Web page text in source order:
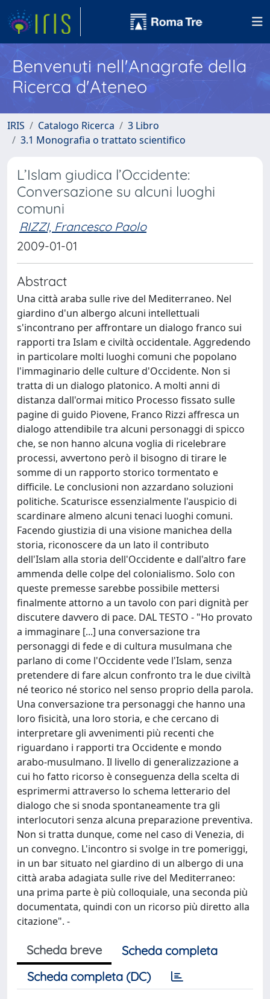
Benvenuti nell'Anagrafe della
Ricerca d'Ateneo
IRIS Catalogo Ricerca
3 Libro
3.1 Monografia o trattato scientifico
L’Islam giudica l’Occidente:
Conversazione su alcuni luoghi
comuni
RIZZI, Francesco Paolo
2009-01-01
Abstract
Una città araba sulle rive del Mediterraneo. Nel
giardino d'un albergo alcuni intellettuali
s'incontrano per affrontare un dialogo franco sui
rapporti tra Islam e civiltà occidentale. Aggredendo
in particolare molti luoghi comuni che popolano
l'immaginario delle culture d'Occidente. Non si
tratta di un dialogo platonico. A molti anni di
distanza dall'ormai mitico Processo fissato sulle
pagine di guido Piovene, Franco Rizzi affresca un
dialogo attendibile tra alcuni personaggi di spicco
che, se non hanno alcuna voglia di ricelebrare
processi, avvertono però il bisogno di tirare le
somme di un rapporto storico tormentato e
difficile. Le conclusioni non azzardano soluzioni
politiche. Scaturisce essenzialmente l'auspicio di
scardinare almeno alcuni tenaci luoghi comuni.
Facendo giustizia di una visione manichea della
storia, riconoscere da un lato il contributo
dell'Islam alla storia dell'Occidente e dall'altro fare
ammenda delle colpe del colonialismo. Solo con
queste premesse sarebbe possibile mettersi
finalmente attorno a un tavolo con pari dignità per
discutere davvero di pace. DAL TESTO - "Ho provato
a immaginare [...] una conversazione tra
personaggi di fede e di cultura musulmana che
parlano di come l'Occidente vede l'Islam, senza
pretendere di fare alcun confronto tra le due civiltà
né teorico né storico nel senso proprio della parola.
Una conversazione tra personaggi che hanno una
loro fisicità, una loro storia, e che cercano di
interpretare gli avvenimenti più recenti che
riguardano i rapporti tra Occidente e mondo
arabo-musulmano. Il livello di generalizzazione a
cui ho fatto ricorso è conseguenza della scelta di
esprimermi attraverso lo schema letterario del
dialogo che si snoda spontaneamente tra gli
interlocutori senza alcuna preparazione preventiva.
Non si tratta dunque, come nel caso di Venezia, di
un convegno. L'incontro si svolge in tre pomeriggi,
in un bar situato nel giardino di un albergo di una
città araba adagiata sulle rive del Mediterraneo:
una prima parte è più colloquiale, una seconda più
documentata, quindi con un ricorso più diretto alla
citazione". -
Scheda breve
Scheda completa
Scheda completa (DC)